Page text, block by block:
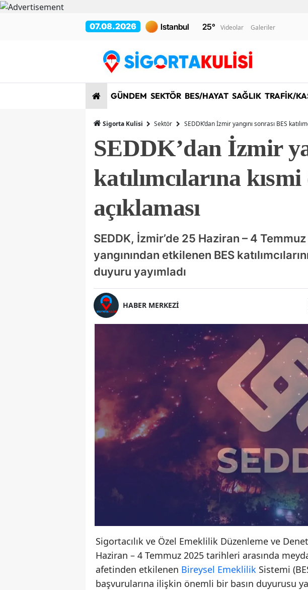
07.08.2026 25° Videolar Galeriler
GÜNDEM SEKTÖR BES/HAYAT SAĞLIK TRAFİK/
Sigorta Kulisi Sektör SEDDK’dan İzmir yangını sonrası BES
SEDDK’dan İzmir
katılımcılarına
açıklaması
SEDDK, İzmir’de 25 Haziran – 4
yangınından etkilenen BES
duyuru yayımladı
HABER MERKEZİ
Sigortacılık ve Özel Emeklilik Düzenleme ve
Haziran – 4 Temmuz 2025 tarihleri arasında
afetinden etkilenen Bireysel Emeklilik Sistemi
başvurularına ilişkin önemli bir basın duyurusu